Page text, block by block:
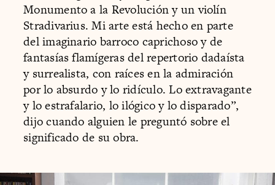
Monumento a la Revolución y un violín
Stradivarius. Mi arte está hecho en parte
del imaginario barroco caprichoso y de
fantasías flamígeras del repertorio dadaísta
y surrealista, con raíces en la admiración
por lo absurdo y lo ridículo. Lo extravagante
y lo estrafalario, lo ilógico y lo disparado”,
dijo cuando alguien le preguntó sobre el
significado de su obra.